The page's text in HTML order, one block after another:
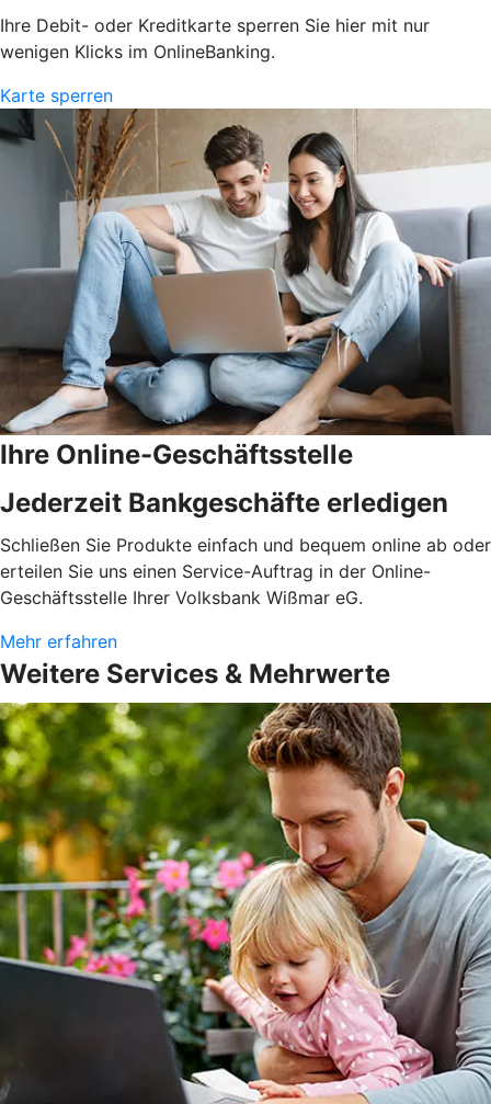
Ihre Debit- oder Kreditkarte sperren Sie hier mit nur
wenigen Klicks im OnlineBanking.
Karte sperren
Ihre Online-Geschäftsstelle
Jederzeit Bankgeschäfte erledigen
Schließen Sie Produkte einfach und bequem online ab oder
erteilen Sie uns einen Service-Auftrag in der Online-
Geschäftsstelle Ihrer Volksbank Wißmar eG.
Mehr erfahren
Weitere Services & Mehrwerte